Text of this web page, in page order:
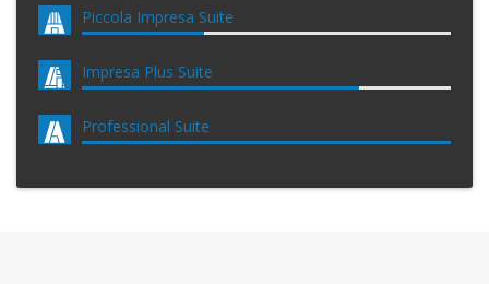
Piccola Impresa Suite
Impresa Plus Suite
Professional Suite